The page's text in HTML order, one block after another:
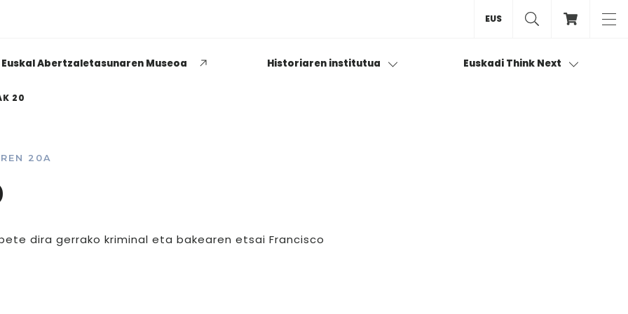
Euskal Abertzaletasunaren Museoa Historiaren institutua Euskadi Think Next
esanguraz
EUS
20
20A
dira gerrako kriminal eta bakearen etsai Francisco